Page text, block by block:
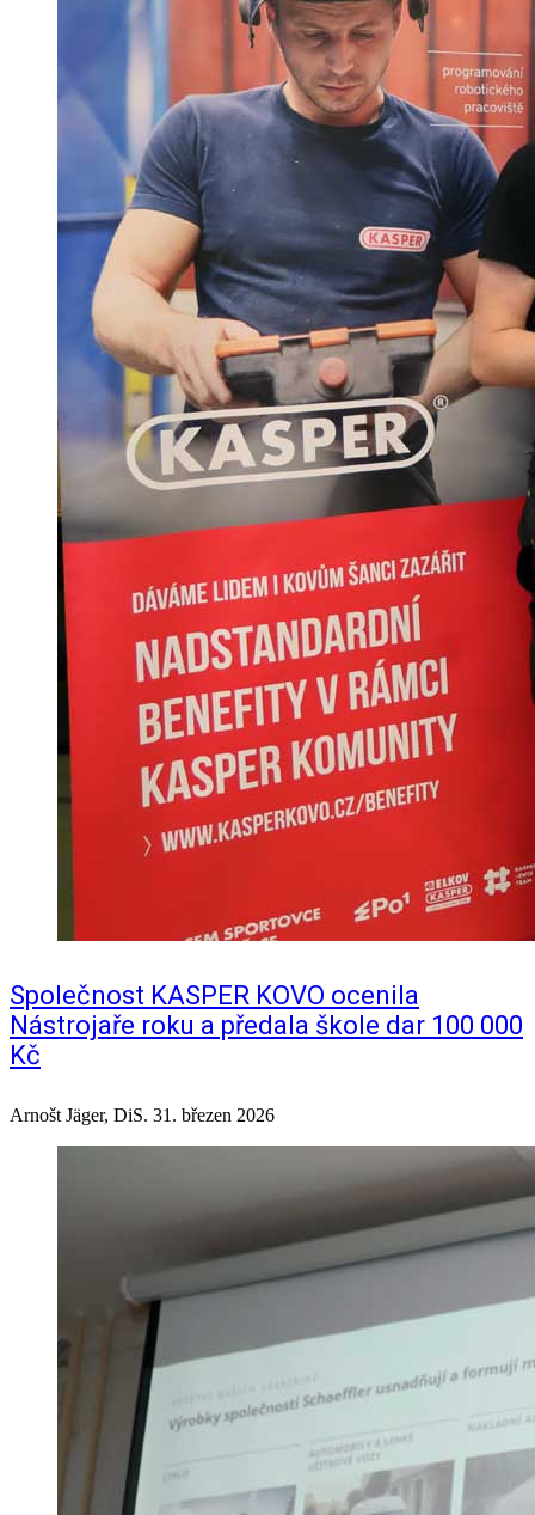
Společnost KASPER KOVO ocenila
Nástrojaře roku a předala škole dar 100 000
Kč
Arnošt Jäger, DiS. 31. březen 2026